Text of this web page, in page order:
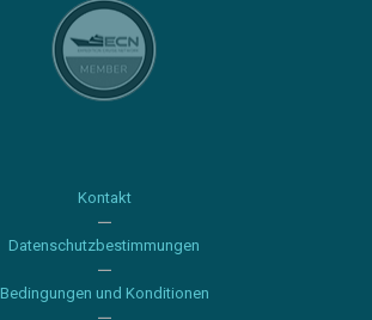
Kontakt
Datenschutzbestimmungen
Bedingungen und Konditionen